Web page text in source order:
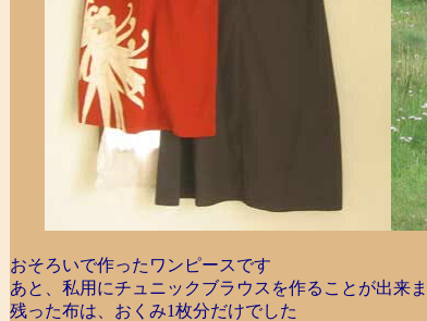
おそろいで作ったワンピースです
あと、私用にチュニックブラウスを作ることが出来
残った布は、おくみ1枚分だけでした